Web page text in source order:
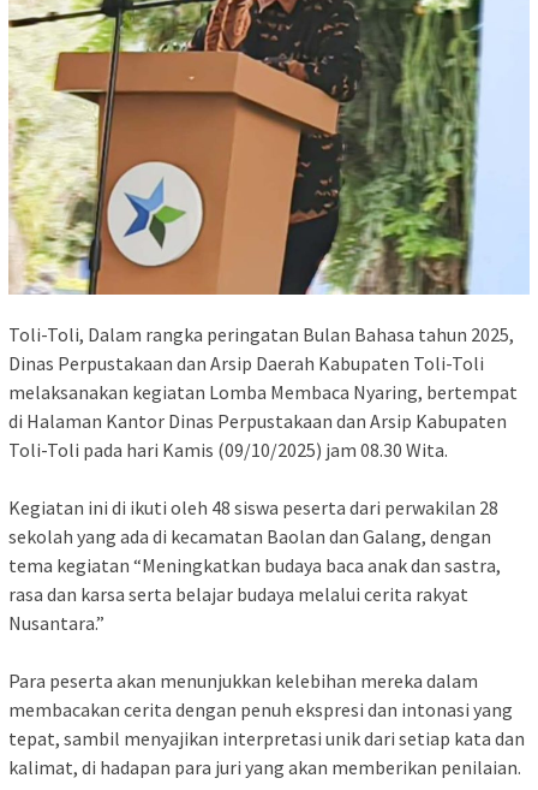
Toli-Toli, Dalam rangka peringatan Bulan Bahasa tahun 2025,
Dinas Perpustakaan dan Arsip Daerah Kabupaten Toli-Toli
melaksanakan kegiatan Lomba Membaca Nyaring, bertempat
di Halaman Kantor Dinas Perpustakaan dan Arsip Kabupaten
Toli-Toli pada hari Kamis (09/10/2025) jam 08.30 Wita.
Kegiatan ini di ikuti oleh 48 siswa peserta dari perwakilan 28
sekolah yang ada di kecamatan Baolan dan Galang, dengan
tema kegiatan “Meningkatkan budaya baca anak dan sastra,
rasa dan karsa serta belajar budaya melalui cerita rakyat
Nusantara.”
Para peserta akan menunjukkan kelebihan mereka dalam
membacakan cerita dengan penuh ekspresi dan intonasi yang
tepat, sambil menyajikan interpretasi unik dari setiap kata dan
kalimat, di hadapan para juri yang akan memberikan penilaian.